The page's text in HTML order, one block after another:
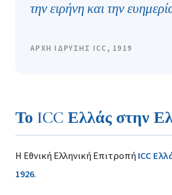
την ειρήνη και την
ΑΡΧΗ ΙΔΡΥΣΗΣ ICC, 1919
Το ICC Ελλάς στην
Η Εθνική Ελληνική Επιτροπή ICC
1926.